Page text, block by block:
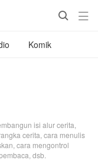
 
Komik
isi alur cerita,
cerita, cara menulis
cara mengontrol
dsb.